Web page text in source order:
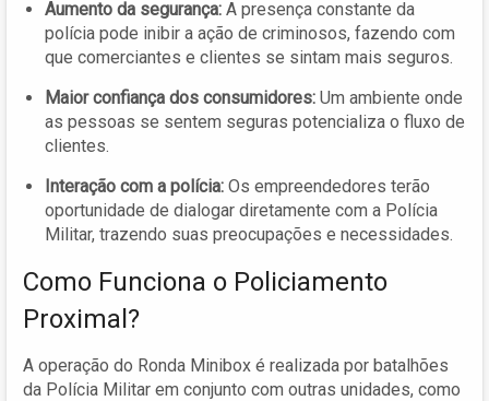
Aumento da segurança: A presença constante da
polícia pode inibir a ação de criminosos, fazendo com
que comerciantes e clientes se sintam mais seguros.
Maior confiança dos consumidores: Um ambiente onde
as pessoas se sentem seguras potencializa o fluxo de
clientes.
Interação com a polícia: Os empreendedores terão
oportunidade de dialogar diretamente com a Polícia
Militar, trazendo suas preocupações e necessidades.
Como Funciona o Policiamento
Proximal?
A operação do Ronda Minibox é realizada por batalhões
da Polícia Militar em conjunto com outras unidades, como